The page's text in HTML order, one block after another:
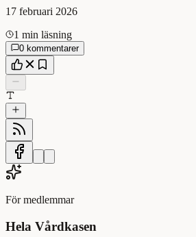
17 februari 2026
1 min läsning
0 kommentarer
För medlemmar
Hela Vårdkasen